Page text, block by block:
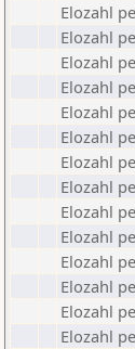
Elozahl
Elozahl
Elozahl
Elozahl
Elozahl
Elozahl
Elozahl
Elozahl
Elozahl
Elozahl
Elozahl
Elozahl
Elozahl
Elozahl